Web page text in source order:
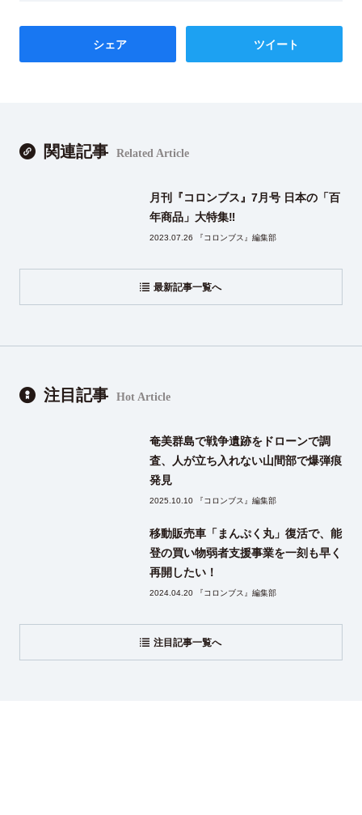
シェア ツイート
関連記事 Related Article
最新記事一覧へ
月刊『コロンブス』7月号 日本の「百
年商品」大特集‼
2023.07.26 『コロンブス』編集部
注目記事 Hot Article
注目記事一覧へ
奄美群島で戦争遺跡をドローンで調
査、人が立ち入れない山間部で爆弾痕
発見
2025.10.10 『コロンブス』編集部
移動販売車「まんぷく丸」復活で、能
登の買い物弱者支援事業を一刻も早く
再開したい！
2024.04.20 『コロンブス』編集部